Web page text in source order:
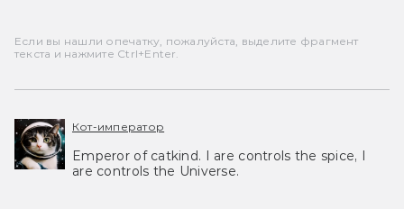
Если вы нашли опечатку, пожалуйста, выделите фрагмент
текста и нажмите Ctrl+Enter.
Кот-император
Emperor of catkind. I are controls the spice, I
are controls the Universe.